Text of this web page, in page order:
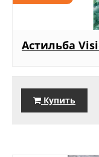
Астильба
Купить